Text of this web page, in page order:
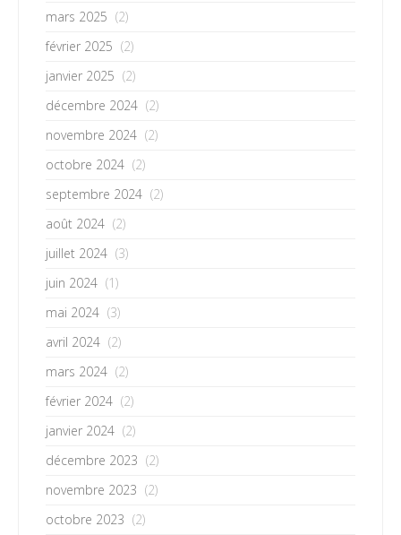
mars 2025 (2)
février 2025 (2)
janvier 2025 (2)
décembre 2024 (2)
novembre 2024 (2)
octobre 2024 (2)
septembre 2024 (2)
août 2024 (2)
juillet 2024 (3)
juin 2024 (1)
mai 2024 (3)
avril 2024 (2)
mars 2024 (2)
février 2024 (2)
janvier 2024 (2)
décembre 2023 (2)
novembre 2023 (2)
octobre 2023 (2)